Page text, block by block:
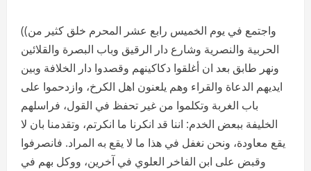
((واجتمع في يوم الخميس رابع عشر المحرم خلق كثير من
الحربية والنصرية وشارع دار الرقيق وباب البصرة والقلائين
ونهر طابق بعد ان أغلقوا دكاكينهم وقصدوا دار الخلافة وبين
ايديهم الدعاة والقراء وهم يلعنون اهل الكرخ، وازدحموا على
باب الغربة وتكلموا من غير تحفظ في القول، فراسلهم
الخليفة ببعض الخدم: اننا قد انكرنا ما انكرتم، وتقدمنا بان لا
يقع معاودة، ونحن نغفل في هذا ما لا يقع به المراد. فانصرفوا
وقبض على ابن الفاخر العلوي في آخرين، ووكل بهم في